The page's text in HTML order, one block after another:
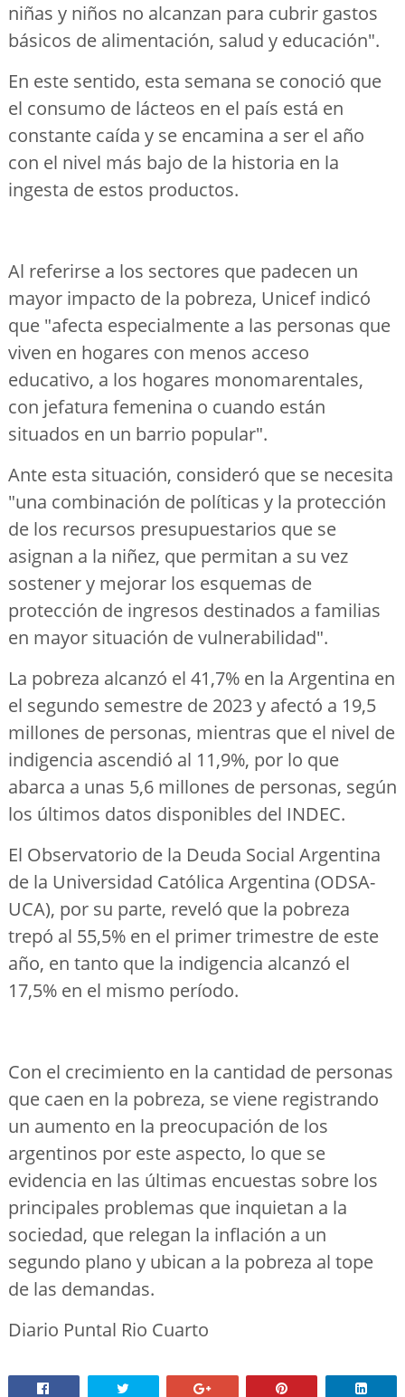
niñas y niños no alcanzan para cubrir gastos
básicos de alimentación, salud y educación".
En este sentido, esta semana se conoció que
el consumo de lácteos en el país está en
constante caída y se encamina a ser el año
con el nivel más bajo de la historia en la
ingesta de estos productos.
Al referirse a los sectores que padecen un
mayor impacto de la pobreza, Unicef indicó
que "afecta especialmente a las personas que
viven en hogares con menos acceso
educativo, a los hogares monomarentales,
con jefatura femenina o cuando están
situados en un barrio popular".
Ante esta situación, consideró que se necesita
"una combinación de políticas y la protección
de los recursos presupuestarios que se
asignan a la niñez, que permitan a su vez
sostener y mejorar los esquemas de
protección de ingresos destinados a familias
en mayor situación de vulnerabilidad".
La pobreza alcanzó el 41,7% en la Argentina en
el segundo semestre de 2023 y afectó a 19,5
millones de personas, mientras que el nivel de
indigencia ascendió al 11,9%, por lo que
abarca a unas 5,6 millones de personas, según
los últimos datos disponibles del INDEC.
El Observatorio de la Deuda Social Argentina
de la Universidad Católica Argentina (ODSA-
UCA), por su parte, reveló que la pobreza
trepó al 55,5% en el primer trimestre de este
año, en tanto que la indigencia alcanzó el
17,5% en el mismo período.
Con el crecimiento en la cantidad de personas
que caen en la pobreza, se viene registrando
un aumento en la preocupación de los
argentinos por este aspecto, lo que se
evidencia en las últimas encuestas sobre los
principales problemas que inquietan a la
sociedad, que relegan la inflación a un
segundo plano y ubican a la pobreza al tope
de las demandas.
Diario Puntal Rio Cuarto